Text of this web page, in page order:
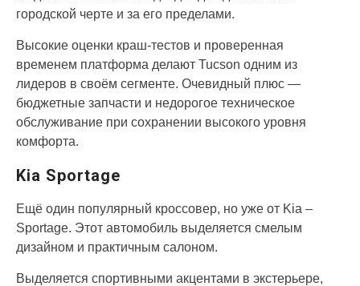
городской черте и за его пределами.
Высокие оценки краш-тестов и проверенная
временем платформа делают Tucson одним из
лидеров в своём сегменте. Очевидный плюс —
бюджетные запчасти и недорогое техническое
обслуживание при сохранении высокого уровня
комфорта.
Kia Sportage
Ещё один популярный кроссовер, но уже от Kia –
Sportage. Этот автомобиль выделяется смелым
дизайном и практичным салоном.
Выделяется спортивными акцентами в экстерьере,